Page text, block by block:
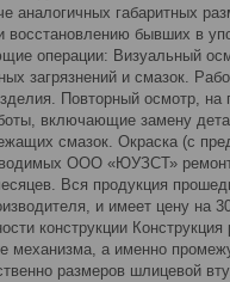
аналогичных габаритных
бывших в
операции: Визуальный
загрязнений и смазок.
Повторный осмотр, на
включающие замену
смазок. Окраска (с
ООО «ЮУЗСТ»
Вся продукция
и имеет цену на
конструкции
механизма, а именно
размеров шлицевой